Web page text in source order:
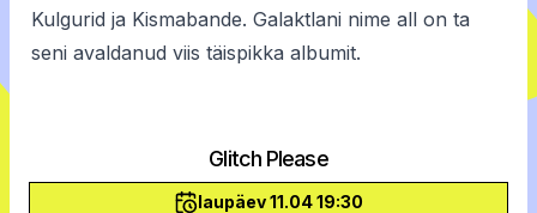
Kulgurid ja Kismabande. Galaktlani nime all on ta
seni avaldanud viis täispikka albumit.
Glitch Please
laupäev 11.04 19:30